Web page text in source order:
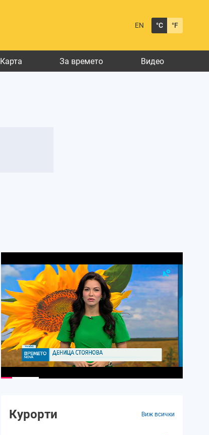
EN °C °F
Карта За времето Видео
Курорти Виж всички